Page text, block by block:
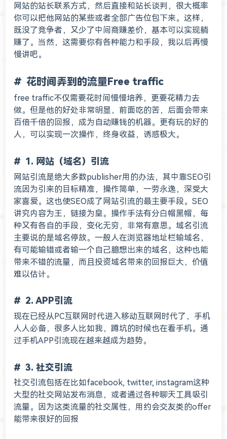
网站的站长联系方式，然后直接和站长谈判，很大概率
你可以把他网站的某些或者全部广告位包下来。这样，
既没了竞争者，又少了中间商赚差价，基本可以实现躺
赚了。当然，这需要你有各种能力和手段，我以后再慢
慢讲吧。
花时间弄到的流量Free traffic
free traffic不仅需要花时间慢慢培养，更要花精力去
做。但是他的好处非常明显，前面吃的苦，后面会带来
百倍千倍的回报，成为自动赚钱的机器。更有玩的好的
人，可以实现一次操作，终身收益，诱惑极大。
1. 网站（域名）引流
网站引流是绝大多数publisher用的办法，其中靠SEO引
流因为引来的目标精准，操作简单，一劳永逸，深受大
家喜爱。这也使SEO成了网站引流的最主要手段。SEO
讲究内容为王，链接为皇。操作手法有分白帽黑帽，每
种又有各自的手段，变化无穷，非常有意思。域名引流
主要说的是域名停放。一般人在浏览器地址栏输域名，
有可能输错或者输一个自己臆想出来的域名，这种也能
带来不错的流量，而且投资域名带来的回报巨大，价值
难以估计。
2. APP引流
现在已经从PC互联网时代进入移动互联网时代了，手机
人人必备，很多人比如我，蹲坑的时候也在看手机。通
过手机APP引流现在越来越成为趋势。
3. 社交引流
社交引流包括在比如facebook, twitter, instagram这种
大型的社交网站发布消息，或者通过各种聊天工具吸引
流量。因为这类流量的社交属性，用约会交友类的offer
能带来很好的回报